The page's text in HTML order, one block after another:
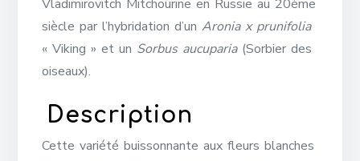
Vladimirovitch Mitchourine en Russie au 20ème
siècle par l’hybridation d’unAronia x prunifolia
« Viking » et un Sorbus aucuparia(Sorbier des
oiseaux).
Description
Cette variété buissonnante aux fleurs blanches